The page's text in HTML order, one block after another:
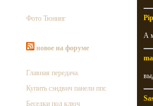
Фото Тюнинг
новое на форуме
Главная передача.
Купить сэндвич панели ппс
Беседки под ключ
А